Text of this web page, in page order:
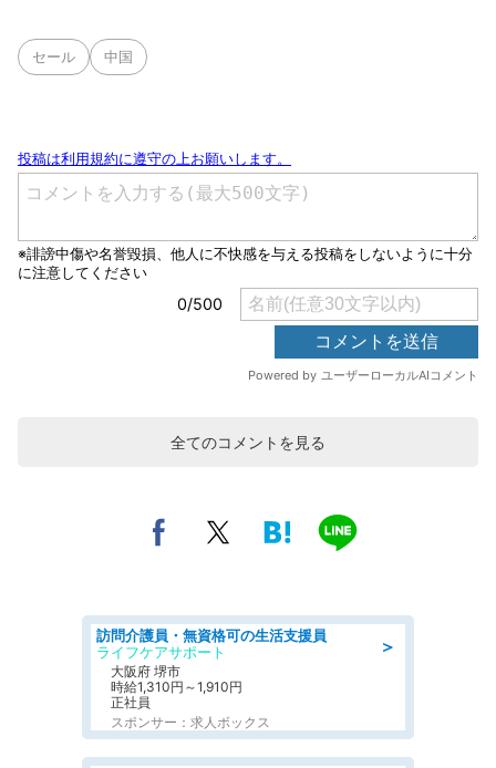
セール 中国
全てのコメントを見る
＞
訪問介護員・無資格可の生活支援員
ライフケアサポート
大阪府 堺市
時給1,310円～1,910円
正社員
スポンサー：求人ボックス